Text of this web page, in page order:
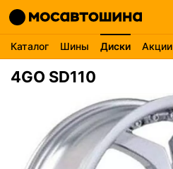
Каталог Шины Диски Акции
4GO SD110